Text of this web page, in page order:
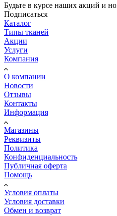
Будьте в курсе наших акций и
Подписаться
Каталог
Типы тканей
Акции
Услуги
Компания
О компании
Новости
Отзывы
Контакты
Информация
Магазины
Реквизиты
Политика
Конфиденциальность
Публичная оферта
Помощь
Условия оплаты
Условия доставки
Обмен и возврат